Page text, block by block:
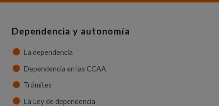
Dependencia y autonomía
La dependencia
Dependencia en las CCAA
Trámites
La Ley de dependencia